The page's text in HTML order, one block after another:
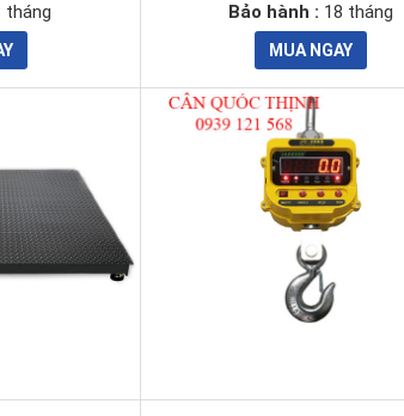
tháng
Bảo hành : 18 tháng